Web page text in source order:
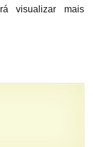
visualizar mais